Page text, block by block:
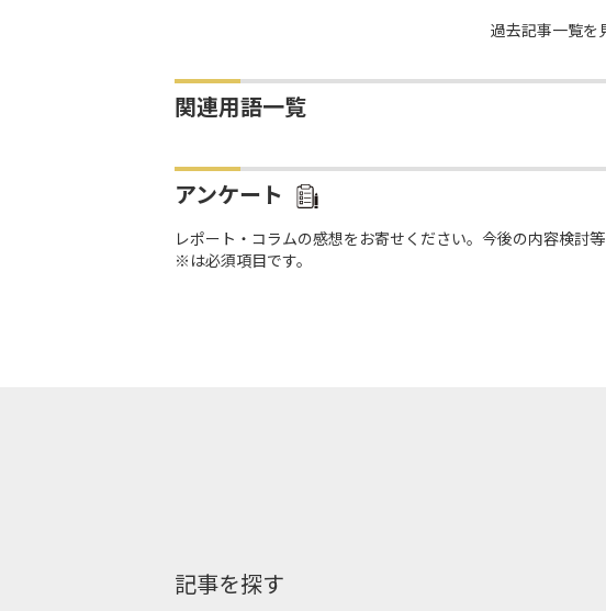
過去記事一覧を
関連用語一覧
アンケート
レポート・コラムの感想をお寄せください。今後の内容検討
※は必須項目です。
記事を探す